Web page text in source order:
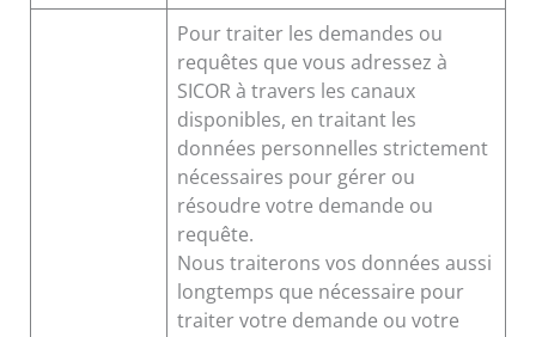
Pour traiter les demandes ou
requêtes que vous adressez à
SICOR à travers les canaux
disponibles, en traitant les
données personnelles strictement
nécessaires pour gérer ou
résoudre votre demande ou
requête.
Nous traiterons vos données aussi
longtemps que nécessaire pour
traiter votre demande ou votre